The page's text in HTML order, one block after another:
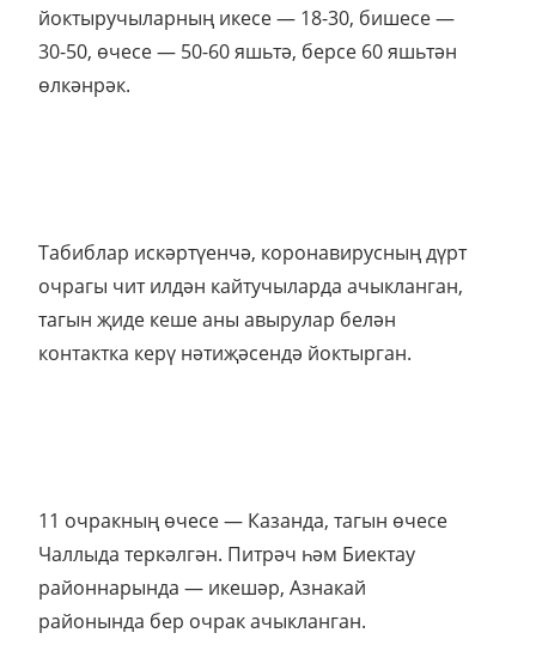
йоктыручыларның икесе — 18-30, бишесе —
30-50, өчесе — 50-60 яшьтә, берсе 60 яшьтән
өлкәнрәк.
Табиблар искәртүенчә, коронавирусның дүрт
очрагы чит илдән кайтучыларда ачыкланган,
тагын җиде кеше аны авырулар белән
контактка керү нәтиҗәсендә йоктырган.
11 очракның өчесе — Казанда, тагын өчесе
Чаллыда теркәлгән. Питрәч һәм Биектау
районнарында — икешәр, Азнакай
районында бер очрак ачыкланган.